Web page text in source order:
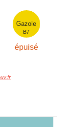
Gazole
B7
épuisé